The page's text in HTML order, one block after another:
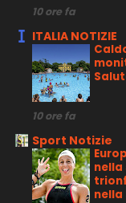
10 ore fa
ITALIA NOTIZIE
10 ore fa
Sport Notizie
nella
nella